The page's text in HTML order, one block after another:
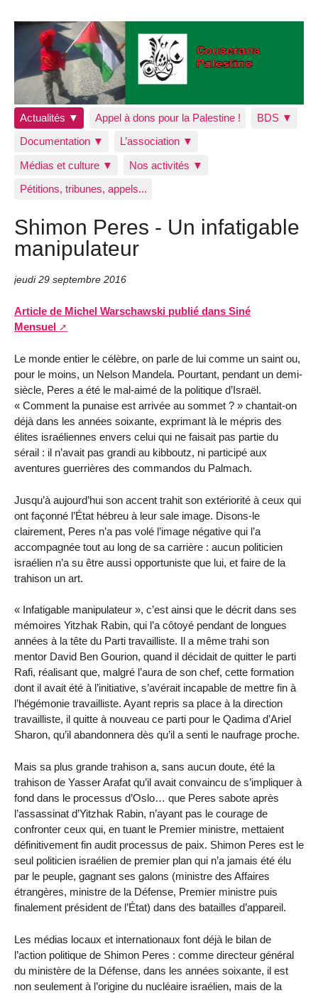
Actualités ▼ Appel à dons pour la Palestine !
BDS ▼
Documentation ▼
L’association ▼
Médias et culture ▼
Nos activités ▼
Pétitions, tribunes, appels...
Shimon Peres - Un infatigable
manipulateur
jeudi 29 septembre 2016
Article de Michel Warschawski publié dans Siné
Mensuel
Le monde entier le célèbre, on parle de lui comme un saint ou,
pour le moins, un Nelson Mandela. Pourtant, pendant un demi-
siècle, Peres a été le mal-aimé de la politique d’Israël.
« Comment la punaise est arrivée au sommet ? » chantait-on
déjà dans les années soixante, exprimant là le mépris des
élites israéliennes envers celui qui ne faisait pas partie du
sérail : il n’avait pas grandi au kibboutz, ni participé aux
aventures guerrières des commandos du Palmach.
Jusqu’à aujourd’hui son accent trahit son extériorité à ceux qui
ont façonné l’État hébreu à leur sale image. Disons-le
clairement, Peres n’a pas volé l’image négative qui l’a
accompagnée tout au long de sa carrière : aucun politicien
israélien n’a su être aussi opportuniste que lui, et faire de la
trahison un art.
« Infatigable manipulateur », c’est ainsi que le décrit dans ses
mémoires Yitzhak Rabin, qui l’a côtoyé pendant de longues
années à la tête du Parti travailliste. Il a même trahi son
mentor David Ben Gourion, quand il décidait de quitter le parti
Rafi, réalisant que, malgré l’aura de son chef, cette formation
dont il avait été à l’initiative, s’avérait incapable de mettre fin à
l’hégémonie travailliste. Ayant repris sa place à la direction
travailliste, il quitte à nouveau ce parti pour le Qadima d’Ariel
Sharon, qu’il abandonnera dès qu’il a senti le naufrage proche.
Mais sa plus grande trahison a, sans aucun doute, été la
trahison de Yasser Arafat qu’il avait convaincu de s’impliquer à
fond dans le processus d’Oslo… que Peres sabote après
l’assassinat d’Yitzhak Rabin, n’ayant pas le courage de
confronter ceux qui, en tuant le Premier ministre, mettaient
définitivement fin audit processus de paix. Shimon Peres est le
seul politicien israélien de premier plan qui n’a jamais été élu
par le peuple, gagnant ses galons (ministre des Affaires
étrangères, ministre de la Défense, Premier ministre puis
finalement président de l’État) dans des batailles d’appareil.
Les médias locaux et internationaux font déjà le bilan de
l’action politique de Shimon Peres : comme directeur général
du ministère de la Défense, dans les années soixante, il est
non seulement à l’origine du nucléaire israélien, mais de la